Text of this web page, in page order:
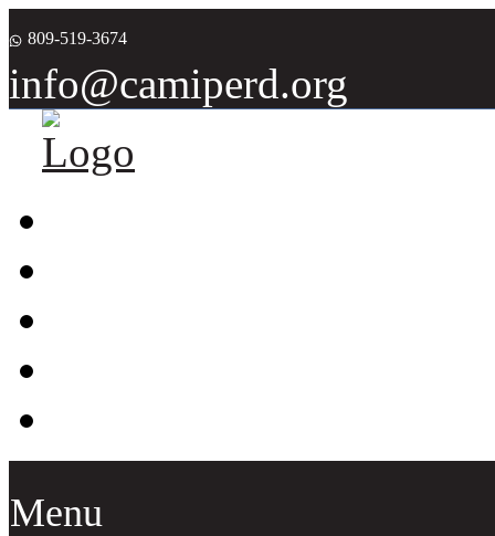
809-519-3674
info@camiperd.org
Menu